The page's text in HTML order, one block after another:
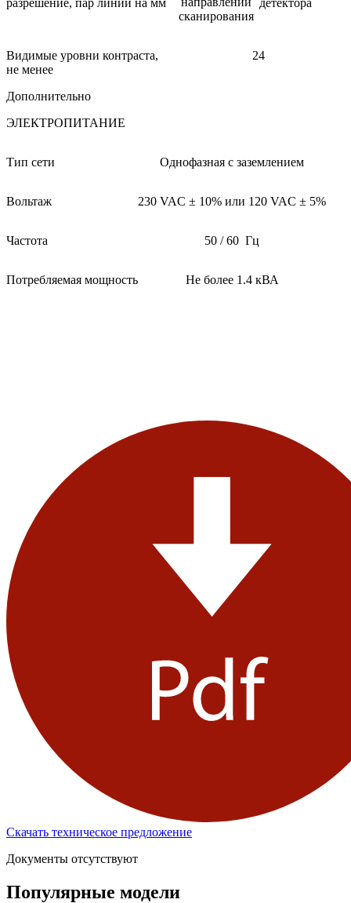
разрешение, пар линий на мм
сканирования
детектора
Видимые уровни контраста,
не менее
24
Дополнительно
ЭЛЕКТРОПИТАНИЕ
Тип сети Однофазная с заземлением
Вольтаж 230 VAC ± 10% или 120 VAC ± 5%
Частота 50 / 60 Гц
Потребляемая мощность Не более 1.4 кВА
Скачать техническое предложение
Документы отсутствуют
Популярные модели